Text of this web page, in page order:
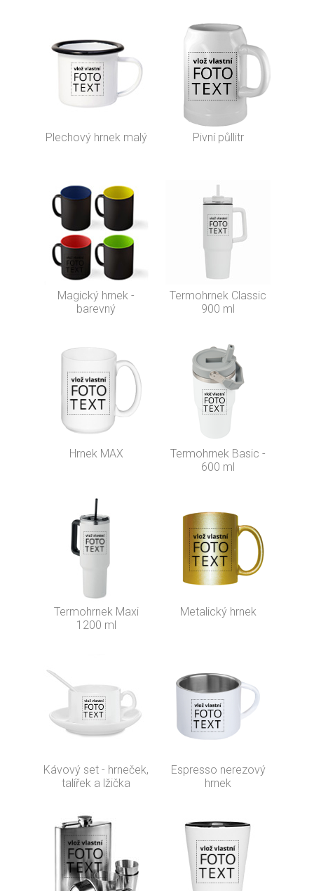
Plechový hrnek malý Pivní půllitr
Magický hrnek -
barevný
Termohrnek Classic
900 ml
Hrnek MAX
Termohrnek Basic -
600 ml
Termohrnek Maxi
1200 ml
Metalický hrnek
Kávový set - hrneček,
talířek a lžička
Espresso nerezový
hrnek